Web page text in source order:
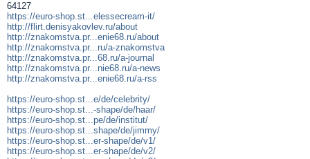
64127
https://euro-shop.st...elessecream-it/
http://flirt.denisyakovlev.ru/about
http://znakomstva.pr...enie68.ru/about
http://znakomstva.pr...ru/a-znakomstva
http://znakomstva.pr...68.ru/a-journal
http://znakomstva.pr...nie68.ru/a-news
http://znakomstva.pr...enie68.ru/a-rss
https://euro-shop.st...e/de/celebrity/
https://euro-shop.st...-shape/de/haar/
https://euro-shop.st...pe/de/institut/
https://euro-shop.st...shape/de/jimmy/
https://euro-shop.st...er-shape/de/v1/
https://euro-shop.st...er-shape/de/v2/